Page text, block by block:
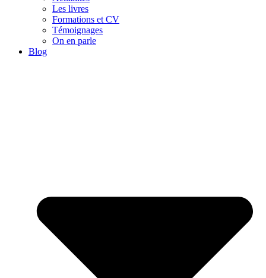
Les livres
Formations et CV
Témoignages
On en parle
Blog